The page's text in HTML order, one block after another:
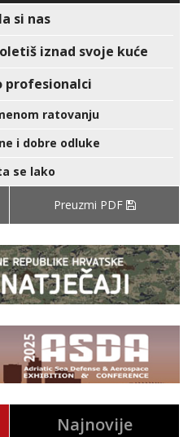
si nas
iznad svoje kuće
profesionalci
ratovanju
i dobre odluke
se lako
Preuzmi PDF
Najnovije